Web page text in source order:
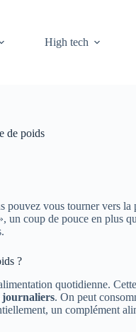
High tech
de poids
pouvez vous tourner vers la
un coup de pouce en plus
?
quotidienne.
journaliers. On peut
un complément